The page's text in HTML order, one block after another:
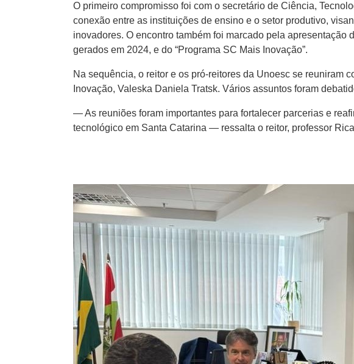
O primeiro compromisso foi com o secretário de Ciência,
conexão entre as instituições de ensino e o setor produtivo,
inovadores. O encontro também foi marcado pela apresentação
gerados em 2024, e do “Programa SC Mais Inovação”.
Na sequência, o reitor e os pró-reitores da Unoesc se reuniram
Inovação, Valeska Daniela Tratsk. Vários assuntos foram
— As reuniões foram importantes para fortalecer parcerias e
tecnológico em Santa Catarina — ressalta o reitor, professor